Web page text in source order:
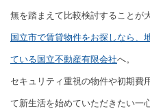
無を踏まえて比較検討することが
国立市で賃貸物件をお探しなら、
ている国立不動産有限会社へ。
セキュリティ重視の物件や初期費
て新生活を始めていただきたい一